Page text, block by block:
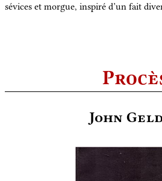
sévices et morgue, inspiré d’un fait
John